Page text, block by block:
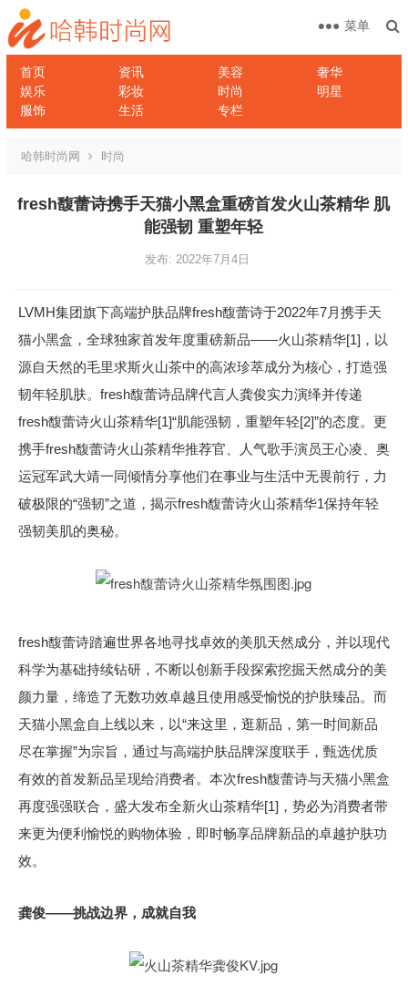
首页 资讯 美容
奢华
娱乐
彩妆 时尚
明星
服饰
生活 专栏
菜单
哈韩时尚网 时尚
fresh馥蕾诗携手天猫小黑盒重磅首发火山茶精华 肌
能强韧 重塑年轻
发布: 2022年7月4日
LVMH集团旗下高端护肤品牌fresh馥蕾诗于2022年7月携手天
猫小黑盒，全球独家首发年度重磅新品——火山茶精华[1]，以
源自天然的毛里求斯火山茶中的高浓珍萃成分为核心，打造强
韧年轻肌肤。fresh馥蕾诗品牌代言人龚俊实力演绎并传递
fresh馥蕾诗火山茶精华[1]“肌能强韧，重塑年轻[2]”的态度。更
携手fresh馥蕾诗火山茶精华推荐官、人气歌手演员王心凌、奥
运冠军武大靖一同倾情分享他们在事业与生活中无畏前行，力
破极限的“强韧”之道，揭示fresh馥蕾诗火山茶精华1保持年轻
强韧美肌的奥秘。
fresh馥蕾诗踏遍世界各地寻找卓效的美肌天然成分，并以现代
科学为基础持续钻研，不断以创新手段探索挖掘天然成分的美
颜力量，缔造了无数功效卓越且使用感受愉悦的护肤臻品。而
天猫小黑盒自上线以来，以“来这里，逛新品，第一时间新品
尽在掌握”为宗旨，通过与高端护肤品牌深度联手，甄选优质
有效的首发新品呈现给消费者。本次fresh馥蕾诗与天猫小黑盒
再度强强联合，盛大发布全新火山茶精华[1]，势必为消费者带
来更为便利愉悦的购物体验，即时畅享品牌新品的卓越护肤功
效。
龚俊——挑战边界，成就自我